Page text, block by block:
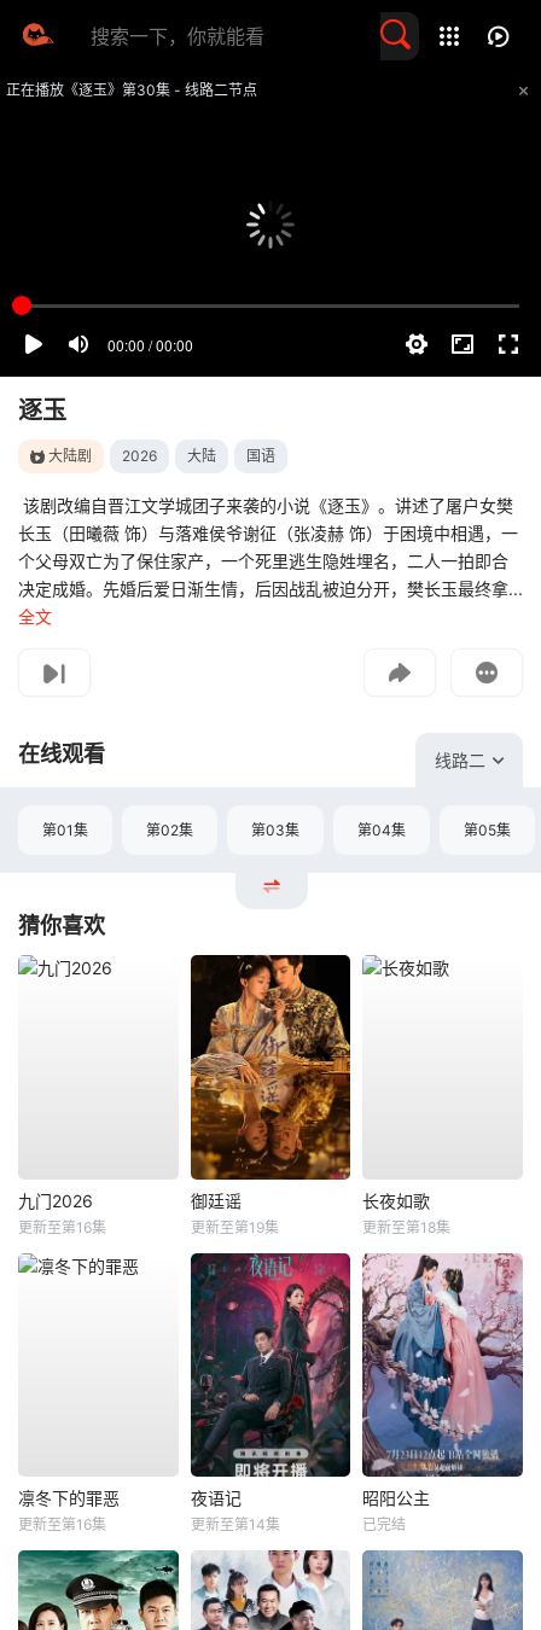
正在播放《逐玉》第30集 - 线路二节点
逐玉
大陆剧 2026 大陆 国语
该剧改编自晋江文学城团子来袭的小说《逐玉》。讲述了屠户女樊
长玉（田曦薇 饰）与落难侯爷谢征（张凌赫 饰）于困境中相遇，一
个父母双亡为了保住家产，一个死里逃生隐姓埋名，二人一拍即合
决定成婚。先婚后爱日渐生情，后因战乱被迫分开，樊长玉最终拿...
全文
如遇无法播放请提交给我们
在线观看 线路二
第01集 第02集 第03集 第04集 第05集
猜你喜欢
九门2026
更新至第16集
御廷谣
更新至第19集
长夜如歌
更新至第18集
凛冬下的罪恶
更新至第16集
夜语记
更新至第14集
昭阳公主
已完结